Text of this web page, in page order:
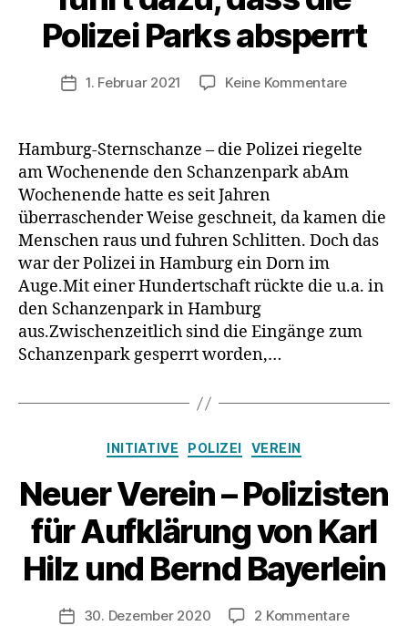
Polizei Parks absperrt
Veröffentlichungsdatum
1. Februar 2021 Keine Kommentarezu
dazu,
die
Polizei
absperrt
Hamburg-Sternschanze – die Polizei riegelte
am Wochenende den Schanzenpark abAm
Wochenende hatte es seit Jahren
überraschender Weise geschneit, da kamen die
Menschen raus und fuhren Schlitten. Doch das
war der Polizei in Hamburg ein Dorn im
Auge.Mit einer Hundertschaft rückte die u.a. in
den Schanzenpark in Hamburg
aus.Zwischenzeitlich sind die Eingänge zum
Schanzenpark gesperrt worden,…
Kategorien
INITIATIVE POLIZEI VEREIN
Neuer Verein – Polizisten
für Aufklärung von Karl
Hilz und Bernd Bayerlein
Veröffentlichungsdatum
30. Dezember 2020 2 Kommentarezu